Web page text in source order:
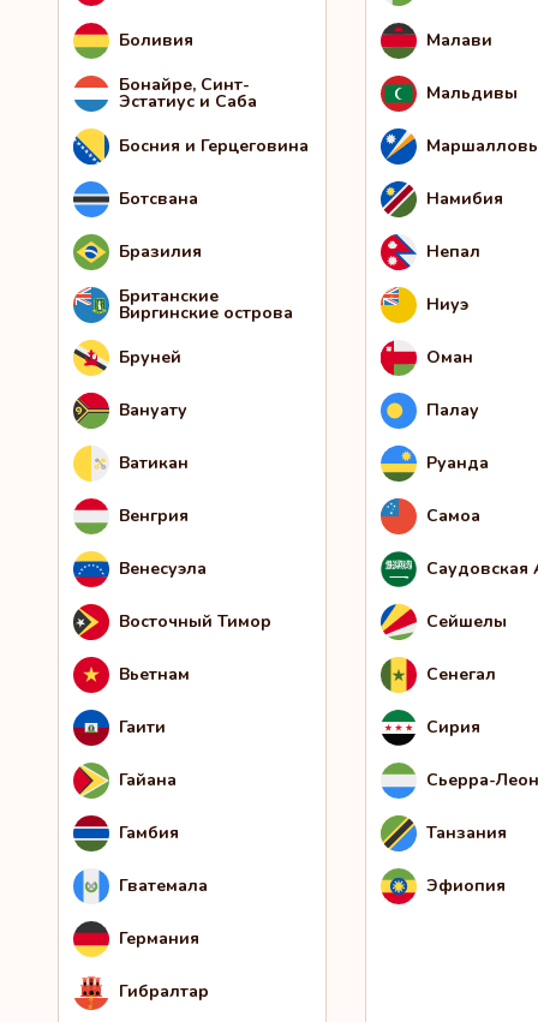
Боливия
Бонайре, Синт-
Эстатиус и Саба
Босния и Герцеговина
Ботсвана
Бразилия
Британские
Виргинские острова
Бруней
Вануату
Ватикан
Венгрия
Венесуэла
Восточный Тимор
Вьетнам
Гаити
Гайана
Гамбия
Гватемала
Германия
Гибралтар
Малави
Мальдивы
Намибия
Непал
Ниуэ
Оман
Палау
Руанда
Самоа
Саудовская
Сейшелы
Сенегал
Сирия
Сьерра-
Танзания
Эфиопия